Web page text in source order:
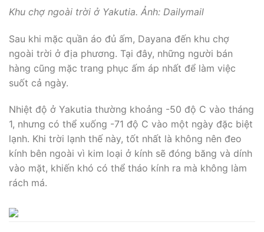
Khu chợ ngoài trời ở Yakutia. Ảnh: Dailymail
Sau khi mặc quần áo đủ ấm, Dayana đến khu chợ
ngoài trời ở địa phương. Tại đây, những người bán
hàng cũng mặc trang phục ấm áp nhất để làm việc
suốt cả ngày.
Nhiệt độ ở Yakutia thường khoảng -50 độ C vào tháng
1, nhưng có thể xuống -71 độ C vào một ngày đặc biệt
lạnh. Khi trời lạnh thế này, tốt nhất là không nên đeo
kính bên ngoài vì kim loại ở kính sẽ đóng băng và dính
vào mặt, khiến khó có thể tháo kính ra mà không làm
rách má.